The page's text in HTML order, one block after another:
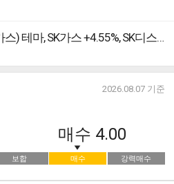
[강세 토픽] LPG(액화석유가스) 테마, SK가스 +4.55%, SK디스커버리 +2.57%
2026.08.07 기준
매수 4.00
보합 매수 강력매수